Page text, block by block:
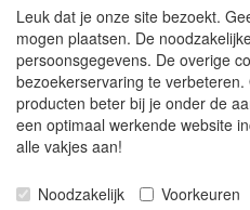
leveringsproblemen.
Sommige fabrikanten sluiten
vakantiebezetting.
Bestellingen die vanaf +/- 15
hierdoor vertraging oplopen.
betalingsmodaliteiten zijn
worden. Indien deze nog terug
Augustus stabiliseert zich dit
Leuk dat je onze site bezoekt.
mogen plaatsen. De
persoonsgegevens. De overige
bezoekerservaring te
producten beter bij je onder de
een optimaal werkende website
alle vakjes aan!
Noodzakelijk Voorkeuren